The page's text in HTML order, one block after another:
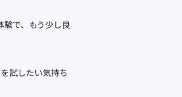
で、もう少し良
試したい気持ち